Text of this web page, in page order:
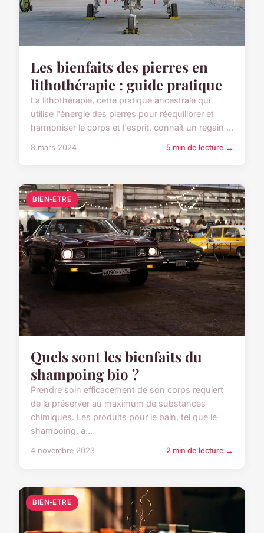
Les bienfaits des pierres en
lithothérapie : guide pratique
La lithothérapie, cette pratique ancestrale qui
utilise l'énergie des pierres pour rééquilibrer et
harmoniser le corps et l'esprit, connaît un regain ...
8 mars 2024 5 min de lecture →
BIEN-ETRE
Quels sont les bienfaits du
shampoing bio ?
Prendre soin efficacement de son corps requiert
de la préserver au maximum de substances
chimiques. Les produits pour le bain, tel que le
shampoing, a...
4 novembre 2023 2 min de lecture →
BIEN-ETRE